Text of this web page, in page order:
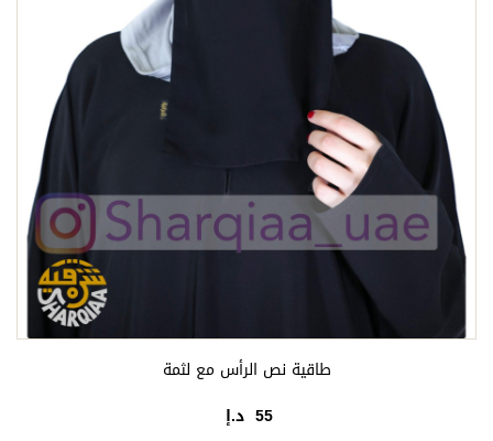
طاقية نص الرأس مع لثمة
د.إ 55